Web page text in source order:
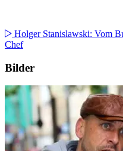
Holger Stanislawski: Vom
Chef
Bilder